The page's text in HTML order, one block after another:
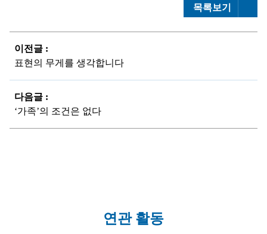
목록보기
이전글 :
표현의 무게를 생각합니다
다음글 :
‘가족’의 조건은 없다
연관 활동